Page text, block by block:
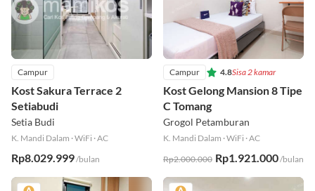
Campur
Kost Sakura Terrace 2
Setiabudi
Setia Budi
K. Mandi Dalam ·WiFi ·AC
Rp8.029.999/bulan
Campur 4.8Sisa 2 kamar
Kost Gelong Mansion 8 Tipe
C Tomang
Grogol Petamburan
K. Mandi Dalam ·WiFi ·AC
Rp2.000.000 Rp1.921.000/bulan